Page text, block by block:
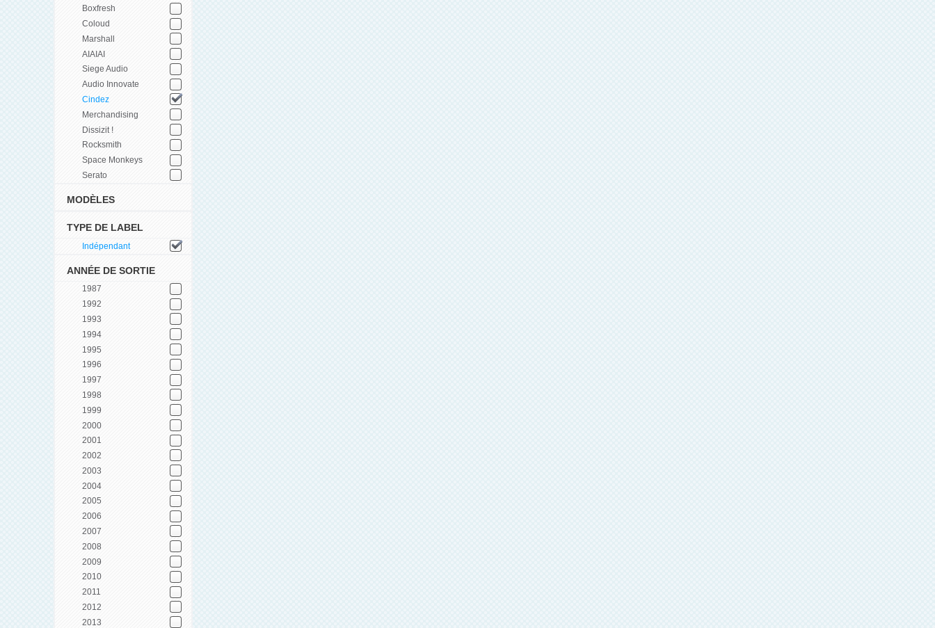
Boxfresh
Coloud
Marshall
AIAIAI
Siege Audio
Audio Innovate
Cindez
Merchandising
Dissizit !
Rocksmith
Space Monkeys
Serato
MODÈLES
TYPE DE LABEL
Indépendant
ANNÉE DE SORTIE
1987
1992
1993
1994
1995
1996
1997
1998
1999
2000
2001
2002
2003
2004
2005
2006
2007
2008
2009
2010
2011
2012
2013